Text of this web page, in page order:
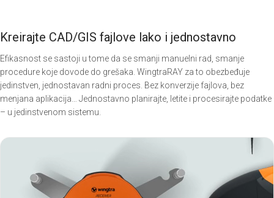
Kreirajte CAD/GIS fajlove lako i jednostavno
Efikasnost se sastoji u tome da se smanji manuelni rad, smanje
procedure koje dovode do grešaka. WingtraRAY za to obezbeđuje
jedinstven, jednostavan radni proces. Bez konverzije fajlova, bez
menjana aplikacija… Jednostavno planirajte, letite i procesirajte podatke
– u jedinstvenom sistemu.